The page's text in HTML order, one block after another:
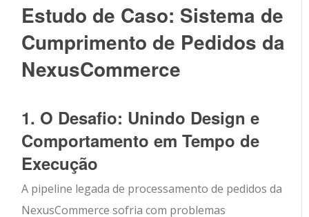
Estudo de Caso: Sistema de
Cumprimento de Pedidos da
NexusCommerce
1. O Desafio: Unindo Design e
Comportamento em Tempo de
Execução
A pipeline legada de processamento de pedidos da
NexusCommerce sofria com problemas